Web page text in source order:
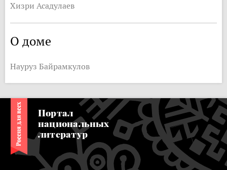
Хизри Асадулаев
О доме
Науруз Байрамкулов
Портал
национальных
литератур